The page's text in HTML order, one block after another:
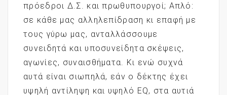
πρόεδροι Δ.Σ. και πρωθυπουργοί; Απλό:
σε κάθε μας αλληλεπίδραση κι επαφή με
τους γύρω μας, ανταλλάσσουμε
συνειδητά και υποσυνείδητα σκέψεις,
αγωνίες, συναισθήματα. Κι ενώ συχνά
αυτά είναι σιωπηλά, εάν ο δέκτης έχει
υψηλή αντίληψη και υψηλό EQ, στα αυτιά